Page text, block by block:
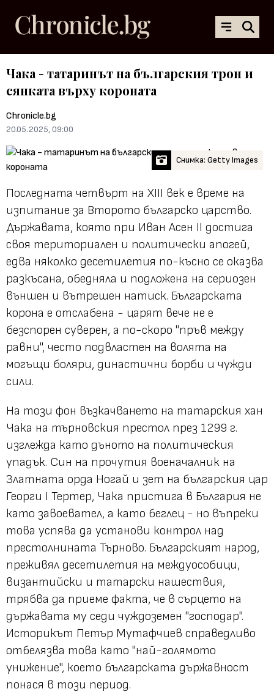
Чака - татаринът на българския трон и
сянката върху короната
Chronicle.bg
20.05.2025, 09:00
Снимка: Getty Images
Последната четвърт на XIII век е време на
изпитание за Второто българско царство.
Държавата, която при Иван Асен II достига
своя териториален и политически апогей,
едва няколко десетилетия по-късно се оказва
разкъсана, обедняла и подложена на сериозен
външен и вътрешен натиск. Българската
корона е отслабена - царят вече не е
безспорен суверен, а по-скоро "пръв между
равни", често подвластен на волята на
могъщи боляри, династични борби и чужди
сили.
На този фон възкачването на татарския хан
Чака на търновския престол през 1299 г.
изглежда като дъното на политическия
упадък. Син на прочутия военачалник на
Златната орда Ногай и зет на българския цар
Георги I Тертер, Чака пристига в България не
като завоевател, а като беглец - но въпреки
това успява да установи контрол над
престолнината Търново. Българският народ,
преживял десетилетия на междуособици,
византийски и татарски нашествия,
трябва да приеме факта, че в сърцето на
държавата му седи чуждоземен "господар".
Историкът Петър Мутафчиев справедливо
отбелязва това като "най-голямото
унижение", което българската държавност
понася в този период.